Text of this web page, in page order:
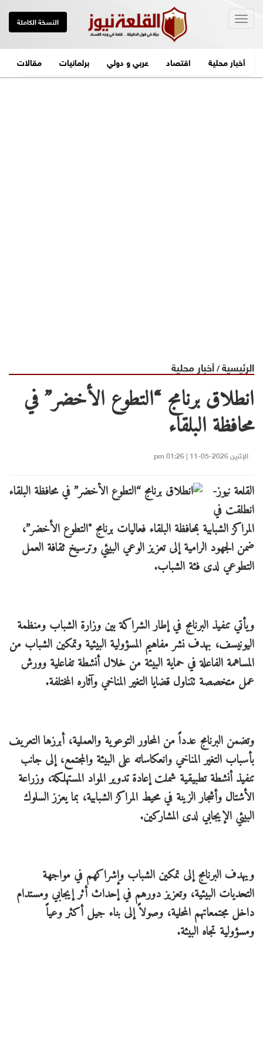
النسخة الكاملة
أخبار محلية اقتصاد عربي و دولي برلمانيات مقالات
الرئيسية/أخبار محلية
انطلاق برنامج “التطوع الأخضر” في
محافظة البلقاء
الإثنين 2026-05-11 | 01:26 pm
القلعة نيوز-
انطلقت في
المراكز الشبابية بمحافظة البلقاء فعاليات برنامج "التطوع الأخضر”،
ضمن الجهود الرامية إلى تعزيز الوعي البيئي وترسيخ ثقافة العمل
التطوعي لدى فئة الشباب.
ويأتي تنفيذ البرنامج في إطار الشراكة بين وزارة الشباب ومنظمة
اليونيسف، بهدف نشر مفاهيم المسؤولية البيئية وتمكين الشباب من
المساهمة الفاعلة في حماية البيئة من خلال أنشطة تفاعلية وورش
عمل متخصصة تتناول قضايا التغير المناخي وآثاره المختلفة.
وتضمن البرنامج عدداً من المحاور التوعوية والعملية، أبرزها التعريف
بأسباب التغير المناخي وانعكاساته على البيئة والمجتمع، إلى جانب
تنفيذ أنشطة تطبيقية شملت إعادة تدوير المواد المستهلكة، وزراعة
الأشتال وأشجار الزينة في محيط المراكز الشبابية، بما يعزز السلوك
البيئي الإيجابي لدى المشاركين.
ويهدف البرنامج إلى تمكين الشباب وإشراكهم في مواجهة
التحديات البيئية، وتعزيز دورهم في إحداث أثر إيجابي ومستدام
داخل مجتمعاتهم المحلية، وصولاً إلى بناء جيل أكثر وعياً
ومسؤولية تجاه البيئة.